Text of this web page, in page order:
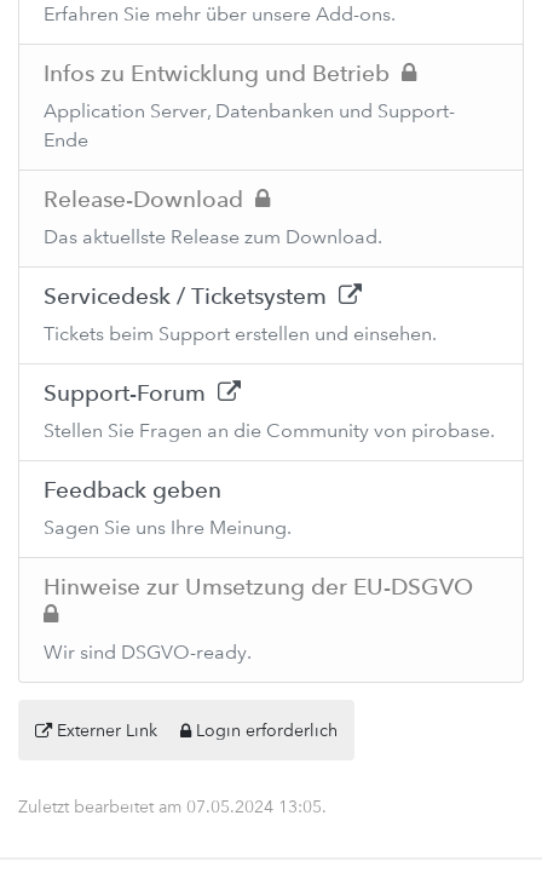
Erfahren Sie mehr über unsere Add-ons.
Infos zu Entwicklung und Betrieb
Application Server, Datenbanken und Support-
Ende
Release-Download
Das aktuellste Release zum Download.
Servicedesk / Ticketsystem
Tickets beim Support erstellen und einsehen.
Support-Forum
Stellen Sie Fragen an die Community von pirobase.
Feedback geben
Sagen Sie uns Ihre Meinung.
Hinweise zur Umsetzung der EU-DSGVO
Wir sind DSGVO-ready.
Externer Link Login erforderlich
Zuletzt bearbeitet am 07.05.2024 13:05.